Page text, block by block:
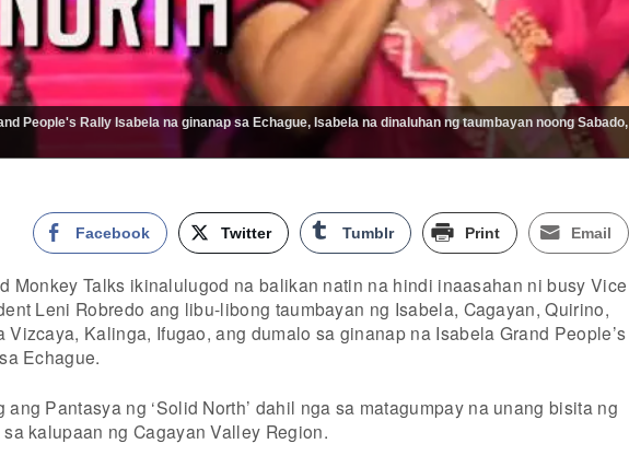
People's Rally Isabela na ginanap sa Echague, Isabela na dinaluhan ng taumbayan noong Sabado,
Facebook Twitter Tumblr Print Email
Monkey Talks ikinalulugod na balikan natin na hindi inaasahan ni busy Vice
Leni Robredo ang libu-libong taumbayan ng Isabela, Cagayan, Quirino,
Vizcaya, Kalinga, Ifugao, ang dumalo sa ginanap na Isabela Grand People’s
Echague.
ang Pantasya ng ‘Solid North’ dahil nga sa matagumpay na unang bisita ng
sa kalupaan ng Cagayan Valley Region.